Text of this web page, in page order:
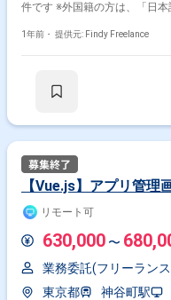
件です ※外国籍の方は、「日
連絡いただいた方がスムーズで
り、将来の開発生産性の向上
きたい 【具体的な業務内容】 設計、バックエンド開発(テスト含む)、フロ
ントエンド開発、コードレビ
月程度はSEOページのリプレ
+全体設計1名の予定)
Router) アジャイル開発を採用
ンメントに参加いただく想定
1年前・ 提供元: Findy Freelance
【Vue.js】アプリ管理
リモート可
630,000 〜
業務委託(フリーラン
東京都
神谷町駅